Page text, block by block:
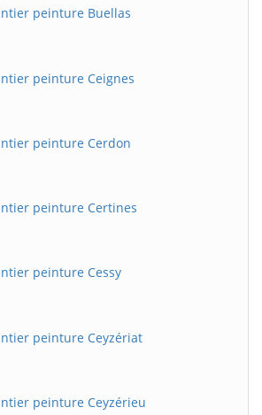
peinture Buellas
peinture Ceignes
peinture Cerdon
peinture Certines
peinture Cessy
peinture Ceyzériat
peinture Ceyzérieu